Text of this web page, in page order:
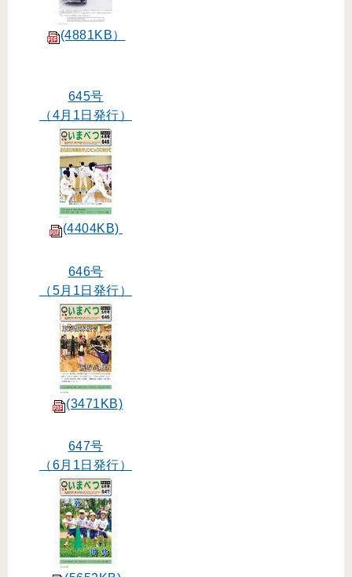
(4881KB）
645号
（4月1日発行）
(4404KB)
646号
（5月1日発行）
(3471KB)
647号
（6月1日発行）